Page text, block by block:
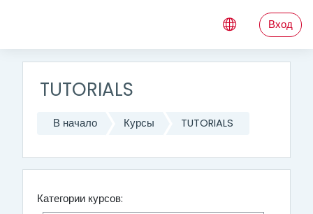
Вход
TUTORIALS
В начало Курсы TUTORIALS
Категории курсов: